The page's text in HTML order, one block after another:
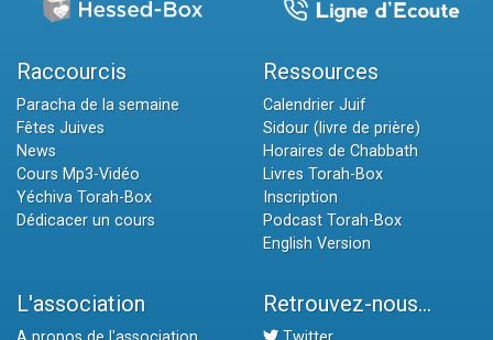
Raccourcis
Paracha de la semaine
Fêtes Juives
News
Cours Mp3-Vidéo
Yéchiva Torah-Box
Dédicacer un cours
Ressources
Calendrier Juif
Sidour (livre de prière)
Horaires de Chabbath
Livres Torah-Box
Inscription
Podcast Torah-Box
English Version
L'association Retrouvez-nous...